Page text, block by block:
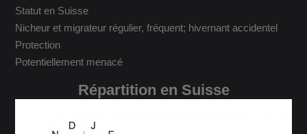
Statut en Suisse
Nicheur et migrateur régulier, fréquent; hivernant accidentel
Protection
Potentiellement menacé
Répartition en Suisse